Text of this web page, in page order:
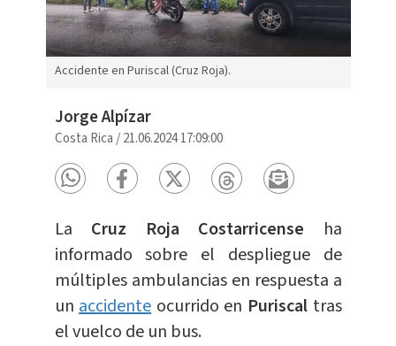
Accidente en Puriscal (Cruz Roja).
Jorge Alpízar
Costa Rica /21.06.2024 17:09:00
La Cruz Roja Costarricense ha
informado sobre el despliegue de
múltiples ambulancias en respuesta a
unaccidente ocurrido en Puriscal tras
el vuelco de un bus.